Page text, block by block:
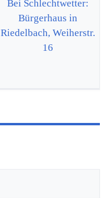
Bei Schlechtwetter:
Bürgerhaus in
Riedelbach, Weiherstr.
16